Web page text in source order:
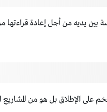
من أجل إعادة قراءتها
على الإطلاق بل هو من